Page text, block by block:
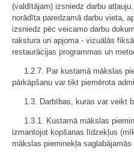
(valdītājam) izsniedz darbu
norādīta paredzamā darbu vieta,
izsniedz pēc veicamo darbu
rakstura un apjoma - vizuālās
restaurācijas programmas un
1.2.7. Par kustamā mākslas
pārkāpšanu var tikt piemērota
1.3. Darbības, kuras var veikt
1.3.1. Kustamā mākslas
izmantojot kopšanas līdzekļus
mākslas pieminekļa